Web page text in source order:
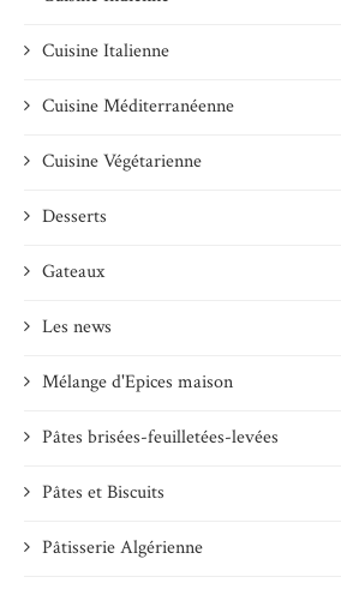
Cuisine Italienne
Cuisine Méditerranéenne
Cuisine Végétarienne
Desserts
Gateaux
Les news
Mélange d'Epices maison
Pâtes brisées-feuilletées-levées
Pâtes et Biscuits
Pâtisserie Algérienne